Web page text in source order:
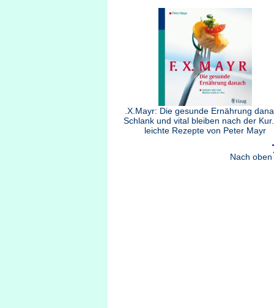
.X.Mayr: Die gesunde Ernährung
Schlank und vital bleiben nach der
leichte Rezepte von Peter Mayr
Nach oben